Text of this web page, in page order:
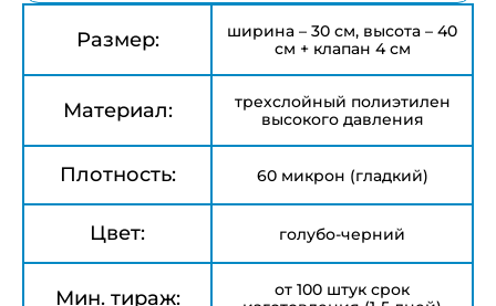
Размер:
ширина – 30 см, высота – 40
см + клапан 4 см
Материал:
трехслойный полиэтилен
высокого давления
Плотность: 60 микрон (гладкий)
Цвет: голубо-черний
Мин. тираж:
от 100 штук срок